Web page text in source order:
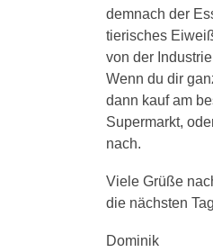
demnach der
tierisches
von der
Wenn du dir
dann kauf am
Supermarkt,
nach.
Viele Grüße
die nächsten
Dominik